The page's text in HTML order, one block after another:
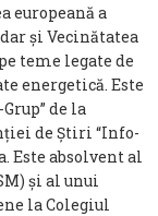
europeană a
și Vecinătatea
teme legate de
energetică. Este
de la
de Știri “Info-
Este absolvent al
și al unui
la Colegiul